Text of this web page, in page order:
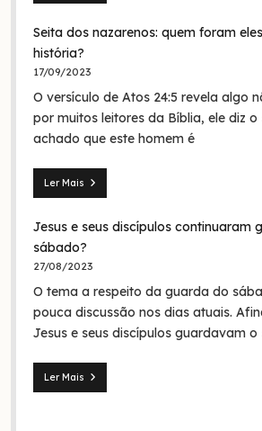
O
batismo
de
era
em
nome
da
Seita dos nazarenos: quem foram
história?
17/09/2023
O versículo de Atos 24:5 revela algo
por muitos leitores da Bíblia, ele diz o
achado que este homem é
Ler Mais
Seita
nazarenos:
quem
foram
na
Bíblia
na
Jesus e seus discípulos continuaram
sábado?
27/08/2023
O tema a respeito da guarda do
pouca discussão nos dias atuais.
Jesus e seus discípulos guardavam o
Ler Mais
Jesus